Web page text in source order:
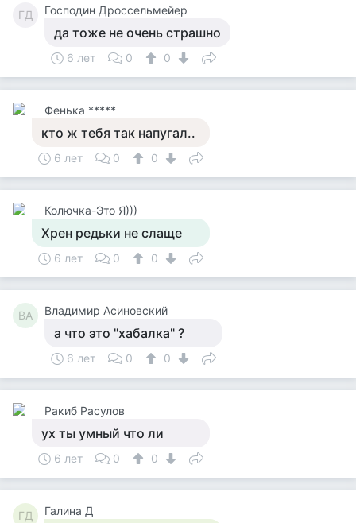
ГД Господин Дроссельмейер
да тоже не очень страшно
6 лет 0 0
Фенька *****
кто ж тебя так напугал..
6 лет 0 0
Колючка-Это Я)))
Хрен редьки не слаще
6 лет 0 0
ВА Владимир Асиновский
а что это "хабалка" ?
6 лет 0 0
Ракиб Расулов
ух ты умный что ли
6 лет 0 0
ГД Галина Д